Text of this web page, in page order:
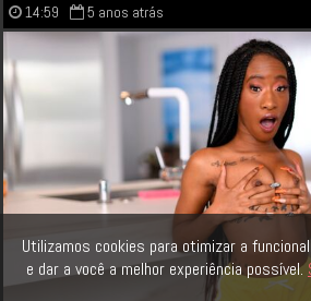
Utilizamos cookies para otimizar a
e dar a você a melhor experiência possível.
14:59 5 anos atrás